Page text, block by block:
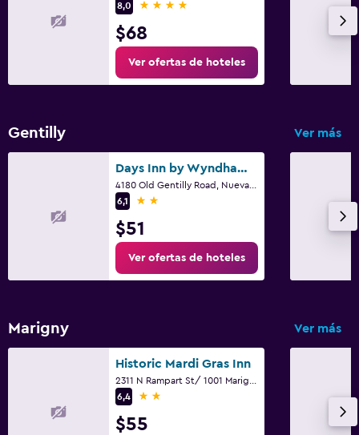
8,0
4 estrellas
$68
Ver ofertas de hoteles
Gentilly Ver más
Days Inn by Wyndham New Orleans Pontchartrain
6,1
2 estrellas
$51
Ver ofertas de hoteles
Marigny Ver más
Historic Mardi Gras Inn
6,4
2 estrellas
$55